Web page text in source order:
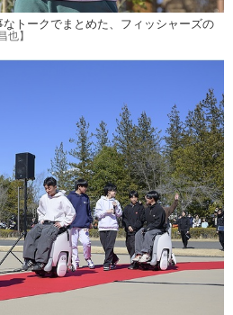
トークでまとめた、フィッシャーズの
也】